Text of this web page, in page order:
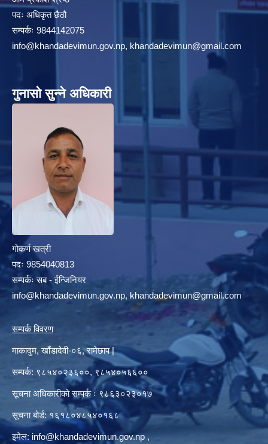
पदः अधिकृत छैठौ
सम्पर्कः 9844142075
info@khandadevimun.gov.np, khandadevimun@gmail.com
गुनासो सुन्ने अधिकारी
गोकर्ण खत्री
पदः 9854040813
सम्पर्कः सब - ईन्जिनियर
info@khandadevimun.gov.np, khandadevimun@gmail.com
सम्पर्क विवरण
माकादुम, खाँडादेवी-०६, रामेछाप |
सम्पर्क: ९८५४०२३६००, ९८५४०५६६००
सूचना अधिकारीको सम्पर्क ः ९८६३०२३०१७
सूचना बोर्ड: १६१८०४८५४०१६८
इमेल: info@khandadevimun.gov.np,